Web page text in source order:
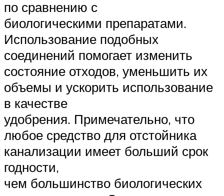
по сравнению с
биологическими препаратами.
Использование подобных
соединений помогает изменить
состояние отходов, уменьшить их
объемы и ускорить использование
в качестве
удобрения. Примечательно, что
любое средство для отстойника
канализации имеет больший срок
годности,
чем большинство биологических